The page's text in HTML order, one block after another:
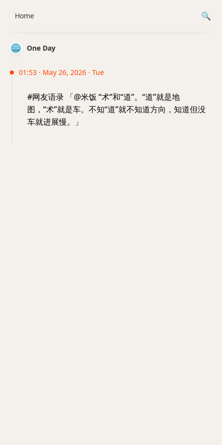
One Day
01:53 · May 26, 2026 · Tue
#网友语录 「@米饭 “术”和“道”。“道”就是地
图，“术”就是车。不知“道”就不知道方向，知道但没
车就进展慢。」
Home